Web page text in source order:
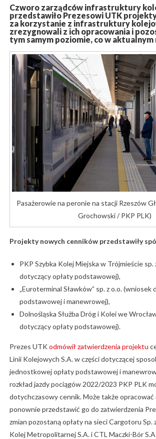
Czworo zarządców infrastruktury
przedstawiło Prezesowi UTK
za korzystanie z infrastruktury
zrezygnowali z ich opracowania i
tym samym poziomie, co w aktualnym
Pasażerowie na peronie na stacji Rzeszów
Grochowski / PKP PLK)
Projekty nowych cenników przedstawiły
PKP Szybka Kolej Miejska w Trójmieście sp.
dotyczący opłaty podstawowej),
„Euroterminal Sławków” sp. z o.o. (wniosek
podstawowej i manewrowej),
Dolnośląska Służba Dróg i Kolei we
dotyczący opłaty podstawowej).
Prezes UTKodmówił zatwierdzenia projektu
Linii Kolejowych S.A. w części dotyczącej
jednostkowej opłaty podstawowej i
rozkład jazdy pociągów 2022/2023 PKP PLK
dotychczasowy cennik. Może także
ponownie przedstawić go do zatwierdzenia
zmian pozostaną opłaty na sieci Cargotoru Sp.
Kolej Metropolitarnej S.A. i CTL Maczki-Bór